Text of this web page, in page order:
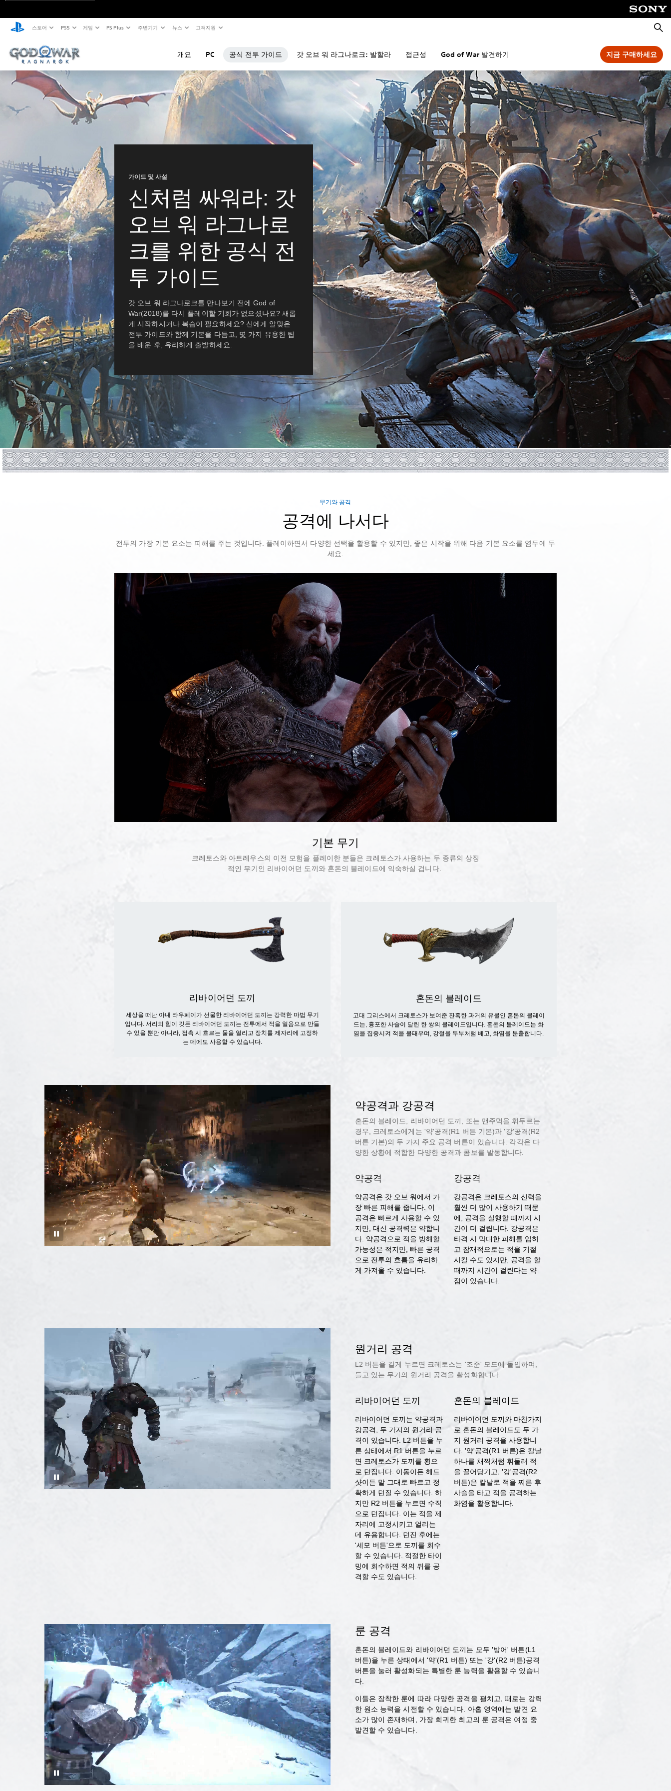
스토어 PS5 게임 PS Plus 주변기기 뉴스 고객지원
검
색
개요 PC 공식 전투 가이드 갓 오브 워 라그나로크: 발할라 접근성 God of War 발견하기 지금 구매하세요
가이드 및 사설
신처럼 싸워라: 갓
오브 워 라그나로
크를 위한 공식 전
투 가이드
갓 오브 워 라그나로크를 만나보기 전에 God of
War(2018)를 다시 플레이할 기회가 없으셨나요? 새롭
게 시작하시거나 복습이 필요하세요? 신에게 알맞은
전투 가이드와 함께 기본을 다듬고, 몇 가지 유용한 팁
을 배운 후, 유리하게 출발하세요.
무기와 공격
공격에 나서다
전투의 가장 기본 요소는 피해를 주는 것입니다. 플레이하면서 다양한 선택을 활용할 수 있지만, 좋은 시작을 위해 다음 기본 요소를 염두에 두
세요.
기본 무기
크레토스와 아트레우스의 이전 모험을 플레이한 분들은 크레토스가 사용하는 두 종류의 상징
적인 무기인 리바이어던 도끼와 혼돈의 블레이드에 익숙하실 겁니다.
리바이어던 도끼
세상을 떠난 아내 라우페이가 선물한 리바이어던 도끼는 강력한 마법 무기
입니다. 서리의 힘이 깃든 리바이어던 도끼는 전투에서 적을 얼음으로 만들
수 있을 뿐만 아니라, 접촉 시 흐르는 물을 얼리고 장치를 제자리에 고정하
는 데에도 사용할 수 있습니다.
혼돈의 블레이드
고대 그리스에서 크레토스가 보여준 잔혹한 과거의 유물인 혼돈의 블레이
드는, 흉포한 사슬이 달린 한 쌍의 블레이드입니다. 혼돈의 블레이드는 화
염을 집중시켜 적을 불태우며, 강철을 두부처럼 베고, 화염을 분출합니다.
약공격과 강공격
혼돈의 블레이드, 리바이어던 도끼, 또는 맨주먹을 휘두르는
경우, 크레토스에게는 '약'공격(R1 버튼 기본)과 '강'공격(R2
버튼 기본)의 두 가지 주요 공격 버튼이 있습니다. 각각은 다
양한 상황에 적합한 다양한 공격과 콤보를 발동합니다.
약공격
약공격은 갓 오브 워에서 가
장 빠른 피해를 줍니다. 이
공격은 빠르게 사용할 수 있
지만, 대신 공격력은 약합니
다. 약공격으로 적을 방해할
가능성은 적지만, 빠른 공격
으로 전투의 흐름을 유리하
게 가져올 수 있습니다.
강공격
강공격은 크레토스의 신력을
훨씬 더 많이 사용하기 때문
에, 공격을 실행할 때까지 시
간이 더 걸립니다. 강공격은
타격 시 막대한 피해를 입히
고 잠재적으로는 적을 기절
시킬 수도 있지만, 공격을 할
때까지 시간이 걸린다는 약
점이 있습니다.
원거리 공격
L2 버튼을 길게 누르면 크레토스는 '조준' 모드에 돌입하며,
들고 있는 무기의 원거리 공격을 활성화합니다.
리바이어던 도끼
리바이어던 도끼는 약공격과
강공격, 두 가지의 원거리 공
격이 있습니다. L2 버튼을 누
른 상태에서 R1 버튼을 누르
면 크레토스가 도끼를 횡으
로 던집니다. 이동이든 헤드
샷이든 말 그대로 빠르고 정
확하게 던질 수 있습니다. 하
지만 R2 버튼을 누르면 수직
으로 던집니다. 이는 적을 제
자리에 고정시키고 얼리는
데 유용합니다. 던진 후에는
'세모 버튼'으로 도끼를 회수
할 수 있습니다. 적절한 타이
밍에 회수하면 적의 뒤를 공
격할 수도 있습니다.
혼돈의 블레이드
리바이어던 도끼와 마찬가지
로 혼돈의 블레이드도 두 가
지 원거리 공격을 사용합니
다. '약'공격(R1 버튼)은 칼날
하나를 채찍처럼 휘둘러 적
을 끌어당기고, '강'공격(R2
버튼)은 칼날로 적을 찌른 후
사슬을 타고 적을 공격하는
화염을 활용합니다.
룬 공격
혼돈의 블레이드와 리바이어던 도끼는 모두 '방어' 버튼(L1
버튼)을 누른 상태에서 '약'(R1 버튼) 또는 '강'(R2 버튼)공격
버튼을 눌러 활성화되는 특별한 룬 능력을 활용할 수 있습니
다.
이들은 장착한 룬에 따라 다양한 공격을 펼치고, 때로는 강력
한 원소 능력을 시전할 수 있습니다. 아홉 영역에는 발견 요
소가 많이 존재하며, 가장 희귀한 최고의 룬 공격은 여정 중
발견할 수 있습니다.